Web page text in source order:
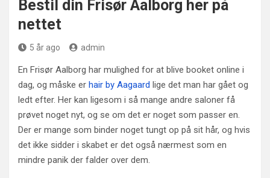
Bestil din Frisør Aalborg her på
nettet
5 år ago admin
En Frisør Aalborg har mulighed for at blive booket online i
dag, og måske er hair by Aagaard lige det man har gået og
ledt efter. Her kan ligesom i så mange andre saloner få
prøvet noget nyt, og se om det er noget som passer en.
Der er mange som binder noget tungt op på sit hår, og hvis
det ikke sidder i skabet er det også nærmest som en
mindre panik der falder over dem.